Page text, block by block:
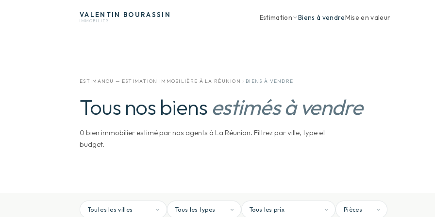
VALENTIN BOURASSIN
IMMOBILIER Estimation Biens à vendreMise en valeur
ESTIMANOU — ESTIMATION IMMOBILIÈRE À LA RÉUNION BIENS À VENDRE
Tous nos biens estimés à vendre
0 bien immobilier estimé par nos agents à La Réunion. Filtrez par ville, type et
budget.